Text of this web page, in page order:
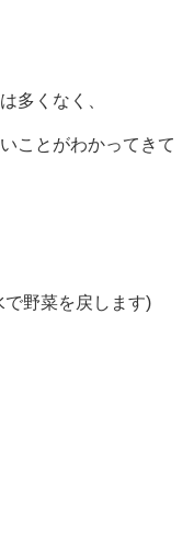
多くなく、
ことがわかってきて
野菜を戻します)